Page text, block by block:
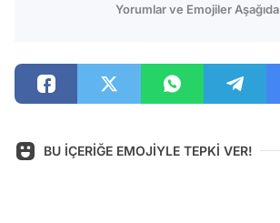
Yorumlar ve Emojiler Aşağıda
BU İÇERİĞE EMOJİYLE TEPKİ VER!